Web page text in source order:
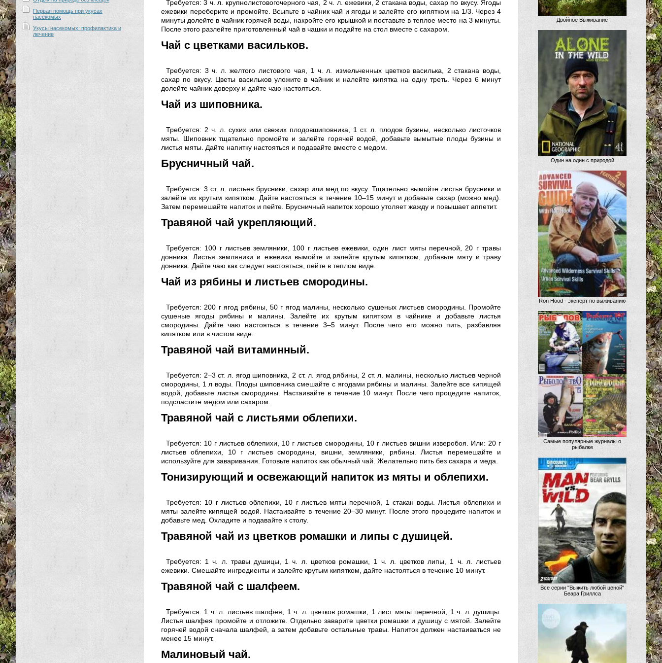
Первая помощь при укусах
насекомых
Укусы насекомых: профилактика и
лечение
Требуется: 3 ч. л. крупнолистовогочерного чая, 2 ч. л. ежевики, 2 стакана воды, сахар по вкусу. Ягоды
ежевики переберите и промойте. Всыпьте в чайник чай и ягоды и залейте его кипятком на 1/3. Через 4
минуты долейте в чайник горячей воды, накройте его крышкой и поставьте в теплое место на 3 минуты.
После этого разлейте приготовленный чай в чашки и подайте на стол вместе с сахаром.
Чай с цветками васильков.
Требуется: 3 ч. л. желтого листового чая, 1 ч. л. измельченных цветков василька, 2 стакана воды,
сахар по вкусу. Цветы васильков уложите в чайник и налейте кипятка на одну треть. Через 6 минут
долейте чайник доверху и дайте чаю настояться.
Чай из шиповника.
Требуется: 2 ч. л. сухих или свежих плодовшиповника, 1 ст. л. плодов бузины, несколько листочков
мяты. Шиповник тщательно промойте и залейте горячей водой, добавьте вымытые плоды бузины и
листья мяты. Дайте напитку настояться и подавайте вместе с медом.
Брусничный чай.
Требуется: 3 ст. л. листьев брусники, сахар или мед по вкусу. Тщательно вымойте листья брусники и
залейте их крутым кипятком. Дайте настояться в течение 10–15 минут и добавьте сахар (можно мед).
Затем перемешайте напиток и пейте. Брусничный напиток хорошо утоляет жажду и повышает аппетит.
Травяной чай укрепляющий.
Требуется: 100 г листьев земляники, 100 г листьев ежевики, один лист мяты перечной, 20 г травы
донника. Листья земляники и ежевики вымойте и залейте крутым кипятком, добавьте мяту и траву
донника. Дайте чаю как следует настояться, пейте в теплом виде.
Чай из рябины и листьев смородины.
Требуется: 200 г ягод рябины, 50 г ягод малины, несколько сушеных листьев смородины. Промойте
сушеные ягоды рябины и малины. Залейте их крутым кипятком в чайнике и добавьте листья
смородины. Дайте чаю настояться в течение 3–5 минут. После чего его можно пить, разбавляя
кипятком или в чистом виде.
Травяной чай витаминный.
Требуется: 2–3 ст. л. ягод шиповника, 2 ст. л. ягод рябины, 2 ст. л. малины, несколько листьев черной
смородины, 1 л воды. Плоды шиповника смешайте с ягодами рябины и малины. Залейте все кипящей
водой, добавьте листья смородины. Настаивайте в течение 10 минут. После чего процедите напиток,
подсластите медом или сахаром.
Травяной чай с листьями облепихи.
Требуется: 10 г листьев облепихи, 10 г листьев смородины, 10 г листьев вишни изверобоя. Или: 20 г
листьев облепихи, 10 г листьев смородины, вишни, земляники, рябины. Листья перемешайте и
используйте для заваривания. Готовьте напиток как обычный чай. Желательно пить без сахара и меда.
Тонизирующий и освежающий напиток из мяты и облепихи.
Требуется: 10 г листьев облепихи, 10 г листьев мяты перечной, 1 стакан воды. Листья облепихи и
мяты залейте кипящей водой. Настаивайте в течение 20–30 минут. После этого процедите напиток и
добавьте мед. Охладите и подавайте к столу.
Травяной чай из цветков ромашки и липы с душицей.
Требуется: 1 ч. л. травы душицы, 1 ч. л. цветков ромашки, 1 ч. л. цветков липы, 1 ч. л. листьев
ежевики. Смешайте ингредиенты и залейте крутым кипятком, дайте настояться в течение 10 минут.
Травяной чай с шалфеем.
Требуется: 1 ч. л. листьев шалфея, 1 ч. л. цветков ромашки, 1 лист мяты перечной, 1 ч. л. душицы.
Листья шалфея промойте и отложите. Отдельно заварите цветки ромашки и душицу с мятой. Залейте
горячей водой сначала шалфей, а затем добавьте остальные травы. Напиток должен настаиваться не
менее 15 минут.
Малиновый чай.
Двойное Выживание
Один на один с природой
Ron Hood - эксперт по выживанию
Самые популярные журналы о
рыбалке
Все серии "Выжить любой ценой"
Беара Гриллса